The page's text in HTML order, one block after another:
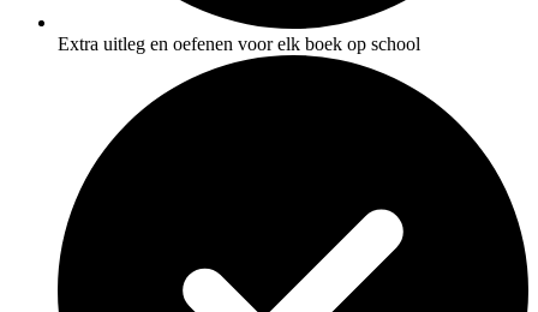
Extra uitleg en oefenen voor elk boek op school